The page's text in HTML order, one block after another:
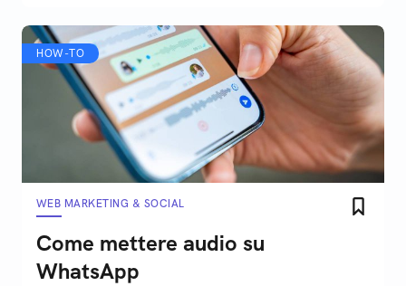
HOW-TO
WEB MARKETING & SOCIAL
Come mettere audio su
WhatsApp